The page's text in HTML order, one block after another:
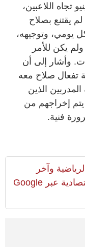
تجاه اللاعبين،
يقتنع بصلاح
وتوجيهه،
يكن للأمر
وأشار إلى أن
تفعال صلاح معه
الذين
يتم إخراجهم من
فنية.
وآخر
المستجدات السياسية والإقتصادية عبر Google